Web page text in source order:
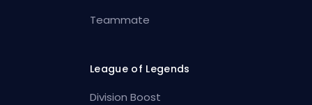
Teammate
League of Legends
Division Boost